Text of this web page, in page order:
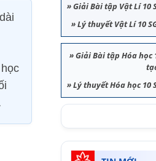
»Giải Bài tập Vật Lí 10
»Lý thuyết Vật Lí 10
»Giải Bài tập Hóa học
»Lý thuyết Hóa học 10